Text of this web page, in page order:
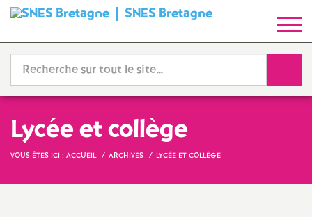
SNES BretagneS
y
n
i
Lycée et collège
VOUS ÊTES ICI : ACCUEIL ARCHIVES LYCÉE ET COLLÈGE